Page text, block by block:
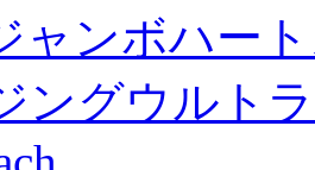
ャンボハー
ングウルト